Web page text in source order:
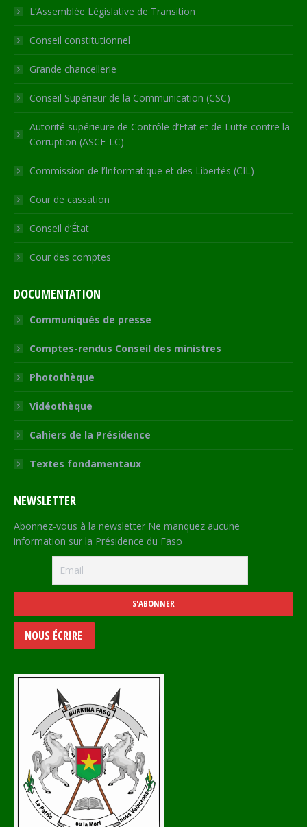
in
new
window
in
new
window
in
new
window
in
new
window
opens
in
new
L’Assemblée Législative de Transition
Conseil constitutionnel
Grande chancellerie
Conseil Supérieur de la Communication (CSC)
Autorité supérieure de Contrôle d’Etat et de Lutte contre la
Corruption (ASCE-LC)
Commission de l’Informatique et des Libertés (CIL)
Cour de cassation
Conseil d’État
Cour des comptes
DOCUMENTATION
Communiqués de presse
Comptes-rendus Conseil des ministres
Photothèque
Vidéothèque
Cahiers de la Présidence
Textes fondamentaux
NEWSLETTER
Abonnez-vous à la newsletter Ne manquez aucune
information sur la Présidence du Faso
NOUS ÉCRIRE